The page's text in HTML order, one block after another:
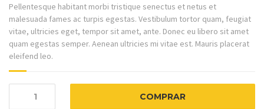
Pellentesque habitant morbi tristique senectus et netus et
malesuada fames ac turpis egestas. Vestibulum tortor quam, feugiat
vitae, ultricies eget, tempor sit amet, ante. Donec eu libero sit amet
quam egestas semper. Aenean ultricies mi vitae est. Mauris placerat
eleifend leo.
COMPRAR